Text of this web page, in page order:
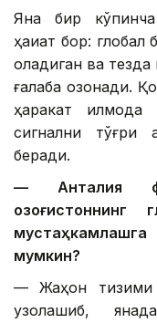
Яна бир кўпинча
ҳақиқат бор:
қоладиган ва
ғалаба қозонади.
ҳаракат
сигнални тўғри
беради.
— Анталия
мумкин?
— Жаҳон тизими
узоқлашиб,